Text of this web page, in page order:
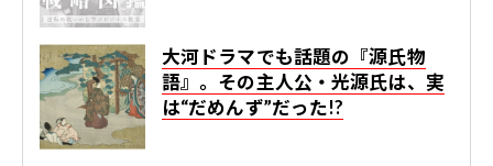
大河ドラマでも話題の『源氏物
語』。その主人公・光源氏は、実
は“だめんず”だった!?